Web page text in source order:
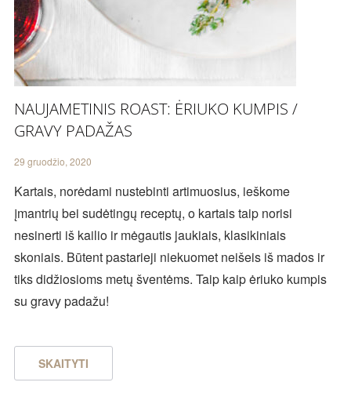
NAUJAMETINIS ROAST: ĖRIUKO KUMPIS /
GRAVY PADAŽAS
29 gruodžio, 2020
Kartais, norėdami nustebinti artimuosius, ieškome
įmantrių bei sudėtingų receptų, o kartais taip norisi
nesinerti iš kailio ir mėgautis jaukiais, klasikiniais
skoniais. Būtent pastarieji niekuomet neišeis iš mados ir
tiks didžiosioms metų šventėms. Taip kaip ėriuko kumpis
su gravy padažu!
SKAITYTI